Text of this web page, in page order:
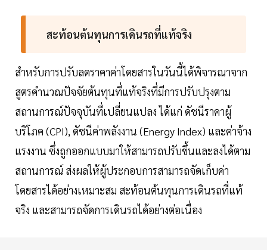
สะท้อนต้นทุนการเดินรถที่แท้จริง
สำหรับการปรับลดราคาค่าโดยสารในวันนี้ได้พิจารณาจาก
สูตรคำนวณปัจจัยต้นทุนที่แท้จริงที่มีการปรับปรุงตาม
สถานการณ์ปัจจุบันที่เปลี่ยนแปลง ได้แก่ ดัชนีราคาผู้
บริโภค (CPI), ดัชนีค่าพลังงาน (Energy Index) และค่าจ้าง
แรงงาน ซึ่งถูกออกแบบมาให้สามารถปรับขึ้นและลงได้ตาม
สถานการณ์ ส่งผลให้ผู้ประกอบการสามารถจัดเก็บค่า
โดยสารได้อย่างเหมาะสม สะท้อนต้นทุนการเดินรถที่แท้
จริง และสามารถจัดการเดินรถได้อย่างต่อเนื่อง